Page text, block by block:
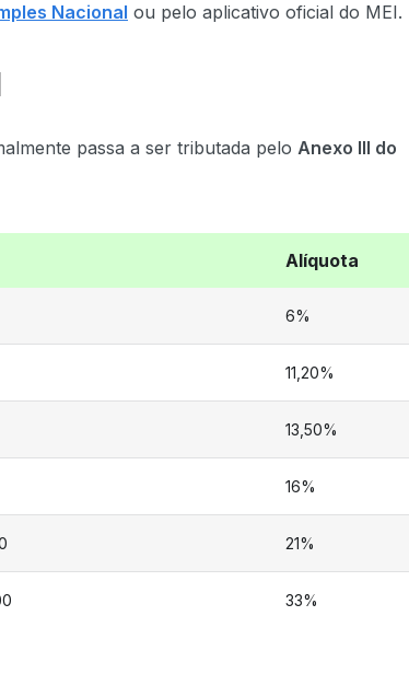
Nacional ou pelo aplicativo oficial do MEI.
passa a ser tributada pelo Anexo III do
Alíquota
6%
11,20%
13,50%
16%
21%
33%